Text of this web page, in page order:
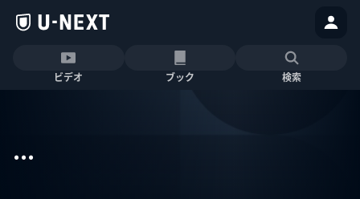
ビデオ ブック 検索
...